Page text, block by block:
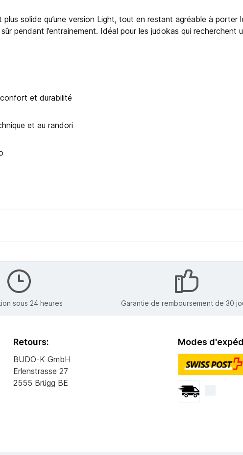
solide qu’une version Light, tout en restant agréable à
pendant l’entrainement. Idéal pour les judokas qui
confort et durabilité
et au randori
sous 24 heures Garantie de remboursement de 30
Retours:
BUDO-K GmbH
Erlenstrasse 27
2555 Brügg BE
Modes